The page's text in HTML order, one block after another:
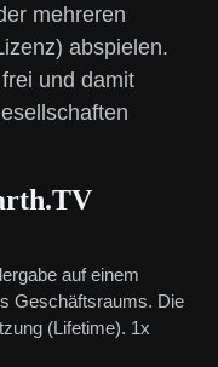
mehreren
abspielen.
und damit
auf einem
Geschäftsraums. Die
(Lifetime). 1x